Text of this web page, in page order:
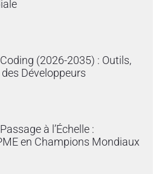
(2026-2035) : Outils,
Développeurs
à l’Échelle :
en Champions Mondiaux